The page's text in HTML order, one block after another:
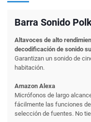
Barra Sonido
Altavoces de alto
decodificación de sonido
Garantizan un sonido de
habitación.
Amazon Alexa
Micrófonos de largo
fácilmente las funciones
selección de fuentes. No